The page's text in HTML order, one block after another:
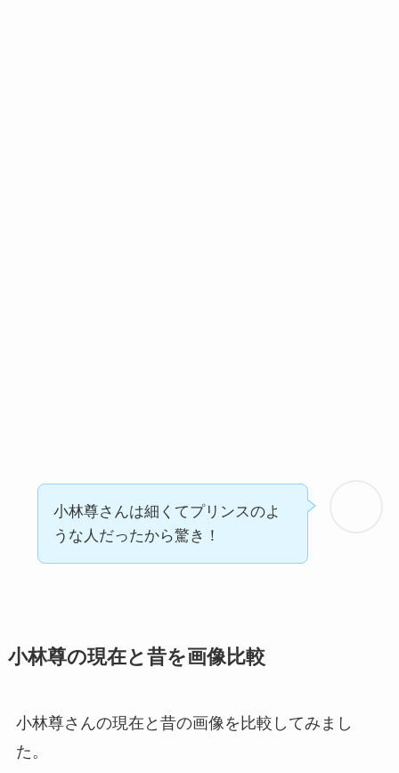
小林尊さんは細くてプリンスのよ
うな人だったから驚き！
小林尊の現在と昔を画像比較
小林尊さんの現在と昔の画像を比較してみまし
た。